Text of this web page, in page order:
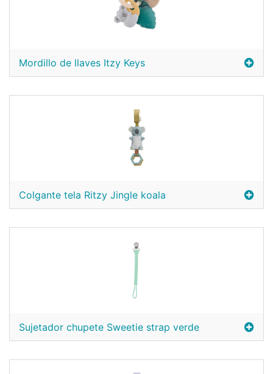
Mordillo de llaves Itzy Keys
Colgante tela Ritzy Jingle koala
Sujetador chupete Sweetie strap verde